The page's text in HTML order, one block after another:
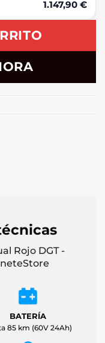
1.147,90 €
Rojo DGT -
BATERÍA
85 km (60V 24Ah)